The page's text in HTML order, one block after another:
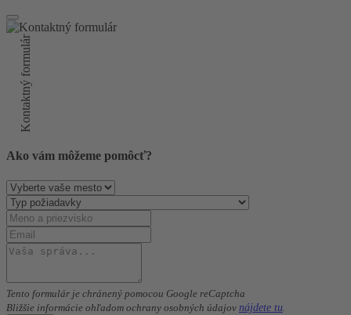
Kontaktný formulár
Ako vám môžeme pomôcť?
Tento formulár je chránený pomocou Google reCaptcha
Bližšie informácie ohľadom ochrany osobných údajov nájdete tu